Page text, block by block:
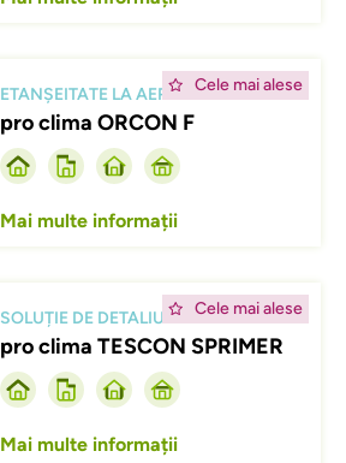
Cele mai alese
ETANȘEITATE LA AER
pro clima ORCON F
Mai multe informații
Cele mai alese
SOLUȚIE DE DETALIU
pro clima TESCON SPRIMER
Mai multe informații